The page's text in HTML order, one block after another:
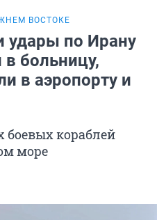
ВОСТОКЕ
удары по Ирану
больницу,
в аэропорту и
боевых кораблей
море